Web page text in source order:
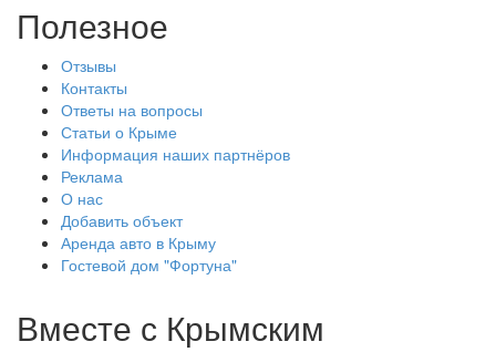
Полезное
Отзывы
Контакты
Ответы на вопросы
Статьи о Крыме
Информация наших партнёров
Реклама
О нас
Добавить объект
Аренда авто в Крыму
Гостевой дом "Фортуна"
Вместе с Крымским